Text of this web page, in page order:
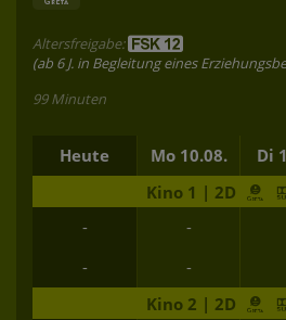
Altersfreigabe:
(ab 6 J. in Begleitung eines
99 Minuten
Heute Mo 10.08. Di
- -
-
-
Kino 1 | 2D
Kino 2 | 2D